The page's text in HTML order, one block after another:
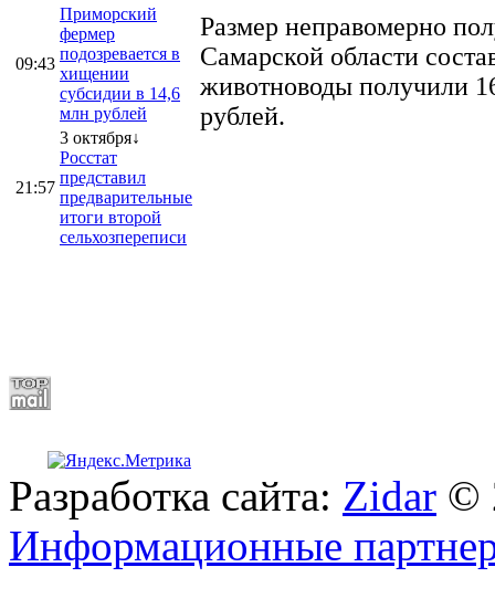
09:43
Приморский
фермер
подозревается в
хищении
субсидии в 14,6
млн рублей
21:57
3 октября↓
Росстат
представил
предварительные
итоги второй
сельхозпереписи
Размер неправомерно
Самарской области
животноводы получили
рублей.
Разработка сайта: Zidar ©
Информационные